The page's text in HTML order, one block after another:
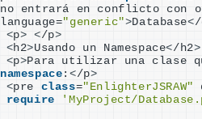
no entrará en conflicto con
language="generic">Database</
<p> </p>
<h2>Usando un Namespace</h2>
<p>Para utilizar una clase
namespace : </p>
<pre class="EnlighterJSRAW"
require
'MyProject/